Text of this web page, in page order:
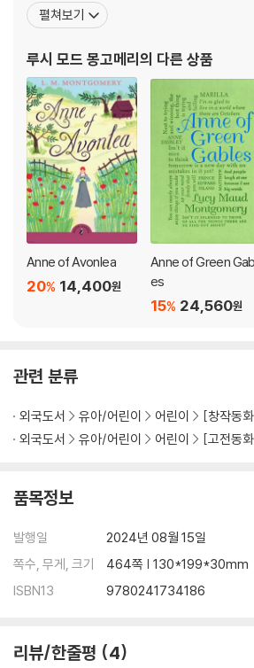
인트로렌스 만에 위치한 프린스에드워드 섬
의 손에 맡겨져 자랐는데, 아름다운 자연
펼쳐보기
루시 모드 몽고메리 의 다른 상품
Anne of Avonlea
14,400원
20%
Anne of Green
es
24,560원
15%
관련 분류
외국도서 유아/어린이 어린이
[창작동
외국도서
유아/어린이 어린이 [고전동
품목정보
발행일
2024년 08월 15일
쪽수, 무게, 크기
464쪽 | 130*199*30mm
ISBN13
9780241734186
리뷰/한줄평 4